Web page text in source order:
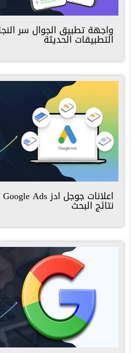
التطبيقات الحديثة
نتائج البحث